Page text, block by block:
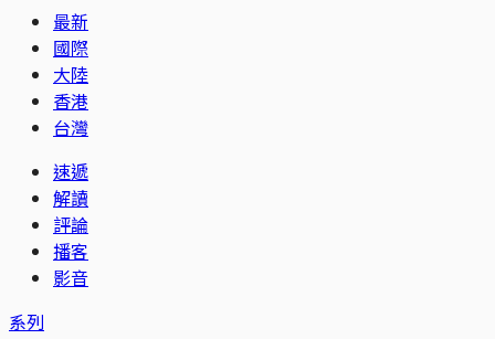
最新
國際
大陸
香港
台灣
速遞
解讀
評論
播客
影音
系列